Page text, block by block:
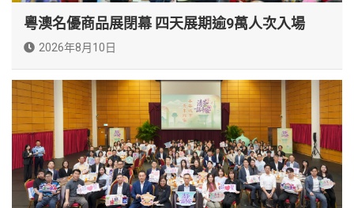
粵澳名優商品展閉幕 四天展期逾9萬人次入場
2026年8月10日